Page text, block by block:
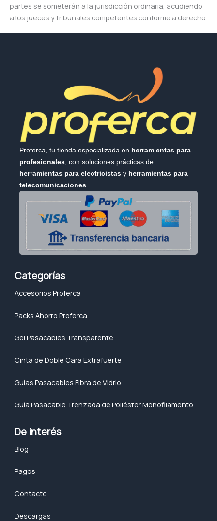
partes se someterán a la jurisdicción ordinaria, acudiendo
a los jueces y tribunales competentes conforme a derecho.
Proferca, tu tienda especializada en herramientas para
profesionales , con soluciones prácticas de
herramientas para electricistas y herramientas para
telecomunicaciones
Categorías
Accesorios Proferca
Packs Ahorro Proferca
Gel Pasacables Transparente
Cinta de Doble Cara Extrafuerte
Guías Pasacables Fibra de Vidrio
Guía Pasacable Trenzada de Poliéster Monofilamento
De interés
Blog
Pagos
Contacto
Descargas